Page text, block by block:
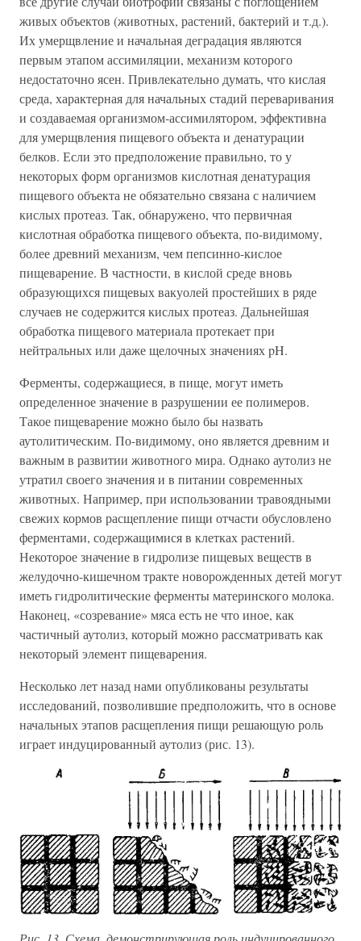
живых объектов (животных, растений, бактерий и т.д.).
Их умерщвление и начальная деградация являются
первым этапом ассимиляции, механизм которого
недостаточно ясен. Привлекательно думать, что кислая
среда, характерная для начальных стадий переваривания
и создаваемая организмом-ассимилятором, эффективна
для умерщвления пищевого объекта и денатурации
белков. Если это предположение правильно, то у
некоторых форм организмов кислотная денатурация
пищевого объекта не обязательно связана с наличием
кислых протеаз. Так, обнаружено, что первичная
кислотная обработка пищевого объекта, по-видимому,
более древний механизм, чем пепсинно-кислое
пищеварение. В частности, в кислой среде вновь
образующихся пищевых вакуолей простейших в ряде
случаев не содержится кислых протеаз. Дальнейшая
обработка пищевого материала протекает при
нейтральных или даже щелочных значениях pH.
Ферменты, содержащиеся, в пище, могут иметь
определенное значение в разрушении ее полимеров.
Такое пищеварение можно было бы назвать
аутолитическим. По-видимому, оно является древним и
важным в развитии животного мира. Однако аутолиз не
утратил своего значения и в питании современных
животных. Например, при использовании травоядными
свежих кормов расщепление пищи отчасти обусловлено
ферментами, содержащимися в клетках растений.
Некоторое значение в гидролизе пищевых веществ в
желудочно-кишечном тракте новорожденных детей могут
иметь гидролитические ферменты материнского молока.
Наконец, «созревание» мяса есть не что иное, как
частичный аутолиз, который можно рассматривать как
некоторый элемент пищеварения.
Несколько лет назад нами опубликованы результаты
исследований, позволившие предположить, что в основе
начальных этапов расщепления пищи решающую роль
играет индуцированный аутолиз (рис. 13).